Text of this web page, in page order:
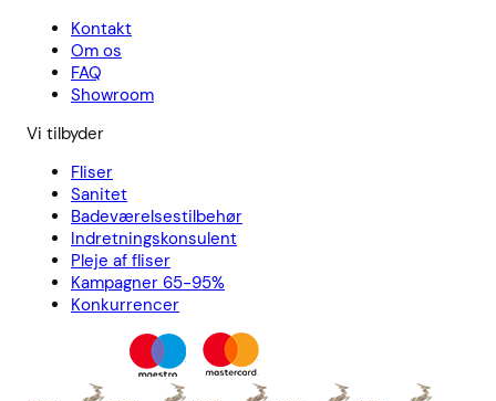
Kontakt
Om os
FAQ
Showroom
Vi tilbyder
Fliser
Sanitet
Badeværelsestilbehør
Indretningskonsulent
Pleje af fliser
Kampagner 65-95%
Konkurrencer